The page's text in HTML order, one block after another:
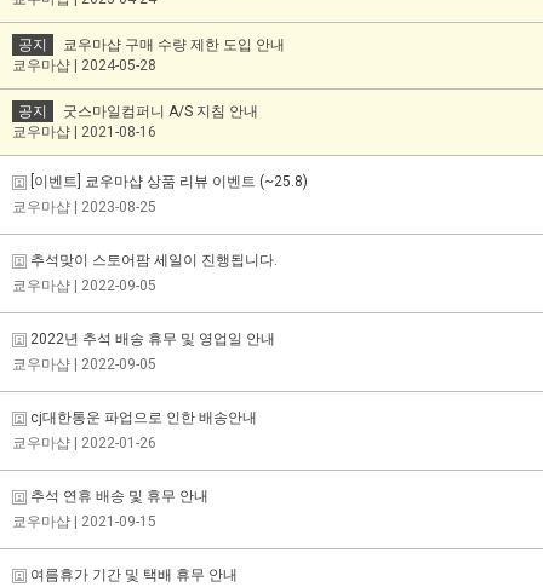
공지
쿄우마샵 구매 수량 제한 도입 안내
쿄우마샵 | 2024-05-28
공지
굿스마일컴퍼니 A/S 지침 안내
쿄우마샵 | 2021-08-16
[이벤트] 쿄우마샵 상품 리뷰 이벤트 (~25.8)
쿄우마샵
| 2023-08-25
추석맞이 스토어팜 세일이 진행됩니다.
쿄우마샵
| 2022-09-05
2022년 추석 배송 휴무 및 영업일 안내
쿄우마샵
| 2022-09-05
cj대한통운 파업으로 인한 배송안내
쿄우마샵
| 2022-01-26
추석 연휴 배송 및 휴무 안내
쿄우마샵
| 2021-09-15
여름휴가 기간 및 택배 휴무 안내